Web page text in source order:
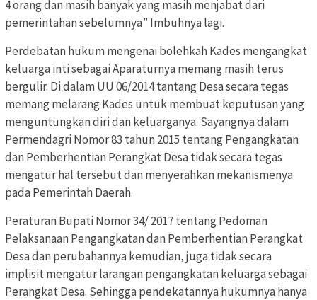
4 orang dan masih banyak yang masih menjabat dari
pemerintahan sebelumnya” Imbuhnya lagi.
Perdebatan hukum mengenai bolehkah Kades mengangkat
keluarga inti sebagai Aparaturnya memang masih terus
bergulir. Di dalam UU 06/2014 tantang Desa secara tegas
memang melarang Kades untuk membuat keputusan yang
menguntungkan diri dan keluarganya. Sayangnya dalam
Permendagri Nomor 83 tahun 2015 tentang Pengangkatan
dan Pemberhentian Perangkat Desa tidak secara tegas
mengatur hal tersebut dan menyerahkan mekanismenya
pada Pemerintah Daerah.
Peraturan Bupati Nomor 34/ 2017 tentang Pedoman
Pelaksanaan Pengangkatan dan Pemberhentian Perangkat
Desa dan perubahannya kemudian, juga tidak secara
implisit mengatur larangan pengangkatan keluarga sebagai
Perangkat Desa. Sehingga pendekatannya hukumnya hanya